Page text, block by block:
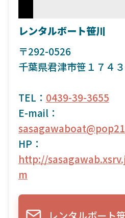
レンタルボート笹川
〒292-0526
千葉県君津市笹１７４
TEL： 0439-39-3655
E-mail：
HP：
http://
m